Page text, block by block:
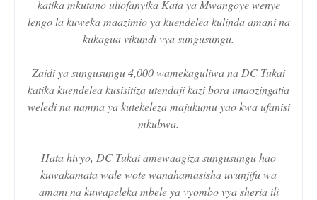
katika mkutano uliofanyika Kata ya Mwangoye wenye
lengo la kuweka maazimio ya kuendelea kulinda amani na
kukagua vikundi vya sungusungu.
Zaidi ya sungusungu 4,000 wamekaguliwa na DC Tukai
katika kuendelea kusisitiza utendaji kazi bora unaozingatia
weledi na namna ya kutekeleza majukumu yao kwa ufanisi
mkubwa.
Hata hivyo, DC Tukai amewaagiza sungusungu hao
kuwakamata wale wote wanahamasisha uvunjifu wa
amani na kuwapeleka mbele ya vyombo vya sheria ili